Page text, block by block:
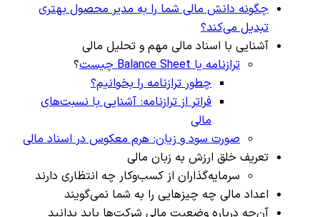
چگونه دانش مالی شما را به مدیر محصول بهتری
تبدیل می‌کند؟
آشنایی با اسناد مالی مهم و تحلیل مالی
ترازنامه یا Balance Sheet چیست
؟
چطور ترازنامه را بخوانیم؟
فراتر از ترازنامه: آشنایی با نسبت‌های
مالی
صورت سود و زیان: هرم معکوس در اسناد مالی
تعریف خلق ارزش به زبان مالی
سرمایه‌گذاران از کسب‌وکار چه انتظاری دارند
اعداد مالی چه چیزهایی را به شما نمی‌گویند